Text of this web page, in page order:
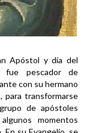
Apóstol y día del
fue pescador de
con su hermano
para transformarse
de apóstoles
momentos